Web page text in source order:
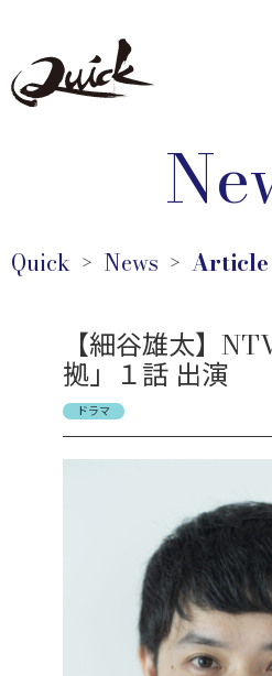
Quick ＞ News ＞ Article
【細谷雄太】
拠」１話 出演
ドラマ